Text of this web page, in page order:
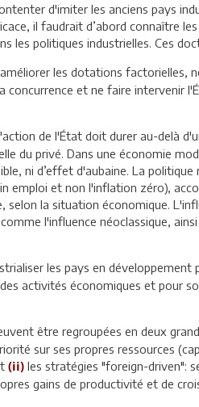
d'imiter les anciens pays
il faudrait d’abord connaître
les politiques industrielles. Ces
les dotations factorielles,
concurrence et ne faire intervenir
de l'État doit durer au-delà
du privé. Dans une économie
ni d’effet d'aubaine. La
emploi et non l'inflation zéro),
selon la situation économique.
l'influence néoclassique,
les pays en développement
activités économiques et pour
être regroupées en deux
sur ses propres ressources
(ii) les stratégies "foreign-driven":
gains de productivité et de